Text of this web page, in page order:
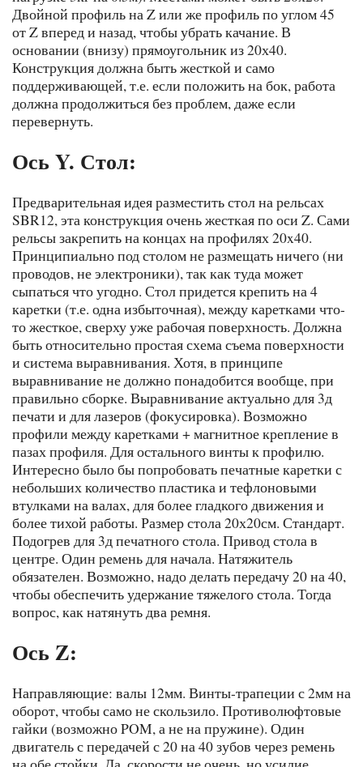
Двойной профиль на Z или же профиль по углом 45
от Z вперед и назад, чтобы убрать качание. В
основании (внизу) прямоугольник из 20х40.
Конструкция должна быть жесткой и само
поддерживающей, т.е. если положить на бок, работа
должна продолжиться без проблем, даже если
перевернуть.
Ось Y. Стол:
Предварительная идея разместить стол на рельсах
SBR12, эта конструкция очень жесткая по оси Z. Сами
рельсы закрепить на концах на профилях 20x40.
Принципиально под столом не размещать ничего (ни
проводов, не электроники), так как туда может
сыпаться что угодно. Стол придется крепить на 4
каретки (т.е. одна избыточная), между каретками что-
то жесткое, сверху уже рабочая поверхность. Должна
быть относительно простая схема съема поверхности
и система выравнивания. Хотя, в принципе
выравнивание не должно понадобится вообще, при
правильно сборке. Выравнивание актуально для 3д
печати и для лазеров (фокусировка). Возможно
профили между каретками + магнитное крепление в
пазах профиля. Для остального винты к профилю.
Интересно было бы попробовать печатные каретки с
небольших количество пластика и тефлоновыми
втулками на валах, для более гладкого движения и
более тихой работы. Размер стола 20х20см. Стандарт.
Подогрев для 3д печатного стола. Привод стола в
центре. Один ремень для начала. Натяжитель
обязателен. Возможно, надо делать передачу 20 на 40,
чтобы обеспечить удержание тяжелого стола. Тогда
вопрос, как натянуть два ремня.
Ось Z:
Направляющие: валы 12мм. Винты-трапеции с 2мм на
оборот, чтобы само не скользило. Противолюфтовые
гайки (возможно POM, а не на пружине). Один
двигатель с передачей с 20 на 40 зубов через ремень